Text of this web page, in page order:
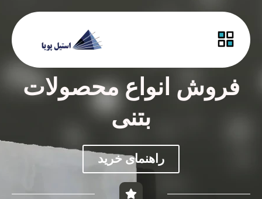
فروش انواع محصولات
بتنی
راهنمای خرید